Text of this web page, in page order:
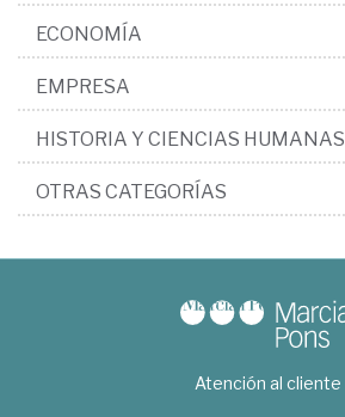
ECONOMÍA
EMPRESA
HISTORIA Y CIENCIAS HUMANAS
OTRAS CATEGORÍAS
Atención al cliente